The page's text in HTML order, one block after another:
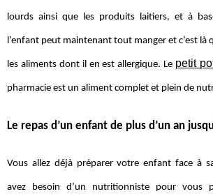
lourds ainsi que les produits laitiers, et à
l’enfant peut maintenant tout manger et c’est là
les aliments dont il en est allergique. Le petit
pharmacie est un aliment complet et plein de
Le repas d’un enfant de plus d’un an
Vous allez déjà préparer votre enfant face à
avez besoin d’un nutritionniste pour vous